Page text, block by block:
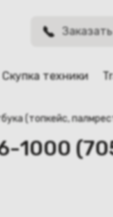
Скупка техники
(топкейс,
1000